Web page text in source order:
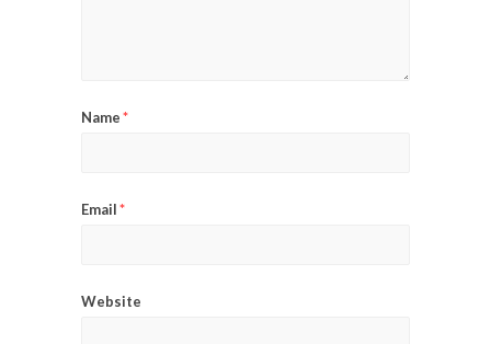
Name*
Email*
Website